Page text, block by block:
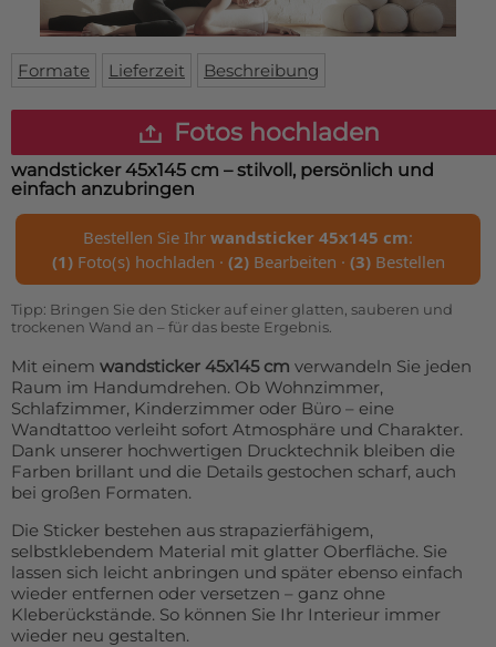
Fußmatte
Bodenmatte
Custom skateboard deck
Über uns
Login
WhatsApp
Formate Lieferzeit Beschreibung
Fotos hochladen
wandsticker 45x145 cm – stilvoll, persönlich und
einfach anzubringen
Bestellen Sie Ihr wandsticker 45x145 cm:
(1)Foto(s) hochladen · (2)Bearbeiten · (3)Bestellen
Tipp: Bringen Sie den Sticker auf einer glatten, sauberen und
trockenen Wand an – für das beste Ergebnis.
Mit einem wandsticker 45x145 cm verwandeln Sie jeden
Raum im Handumdrehen. Ob Wohnzimmer,
Schlafzimmer, Kinderzimmer oder Büro – eine
Wandtattoo verleiht sofort Atmosphäre und Charakter.
Dank unserer hochwertigen Drucktechnik bleiben die
Farben brillant und die Details gestochen scharf, auch
bei großen Formaten.
Die Sticker bestehen aus strapazierfähigem,
selbstklebendem Material mit glatter Oberfläche. Sie
lassen sich leicht anbringen und später ebenso einfach
wieder entfernen oder versetzen – ganz ohne
Kleberückstände. So können Sie Ihr Interieur immer
wieder neu gestalten.